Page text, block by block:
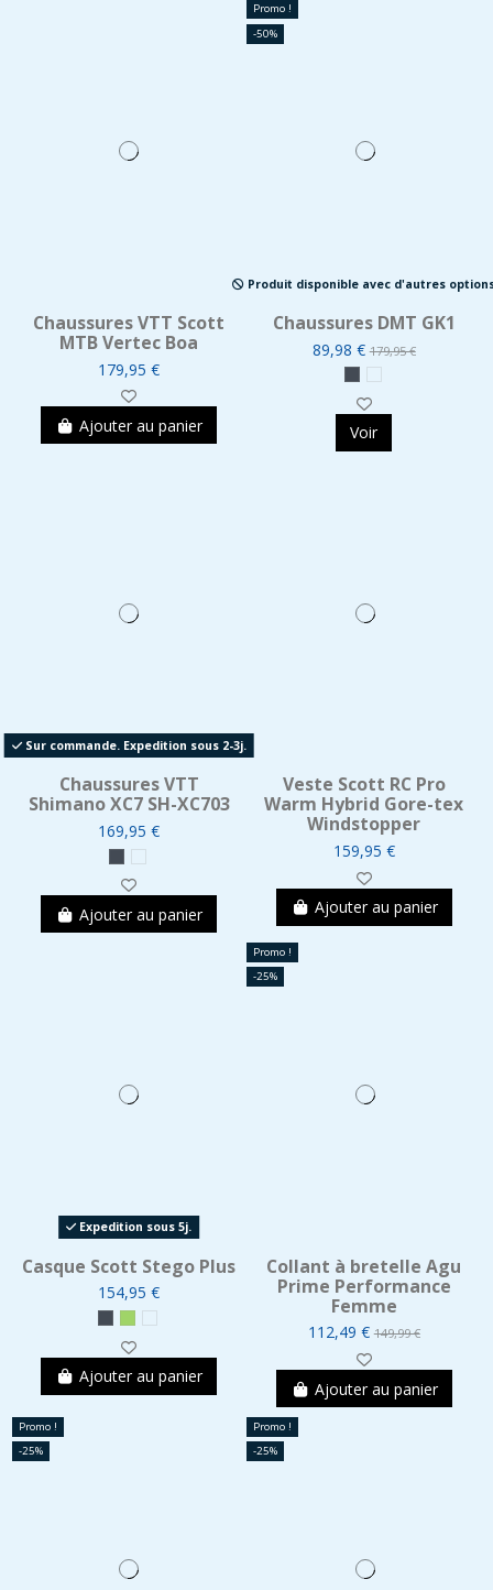
Chaussures VTT Scott
MTB Vertec Boa
179,95 €
Ajouter au panier
Promo !
-50%
Produit disponible avec d'autres
Chaussures DMT GK1
89,98 €179,95 €
Voir
Sur commande. Expedition sous 2-3j.
Chaussures VTT
Shimano XC7 SH-XC703
169,95 €
Ajouter au panier
Veste Scott RC Pro
Warm Hybrid Gore-tex
Windstopper
159,95 €
Ajouter au panier
Expedition sous 5j.
Casque Scott Stego Plus
154,95 €
Ajouter au panier
Promo !
-25%
Collant à bretelle Agu
Prime Performance
Femme
112,49 €149,99 €
Ajouter au panier
Promo !
-25%
Promo !
-25%